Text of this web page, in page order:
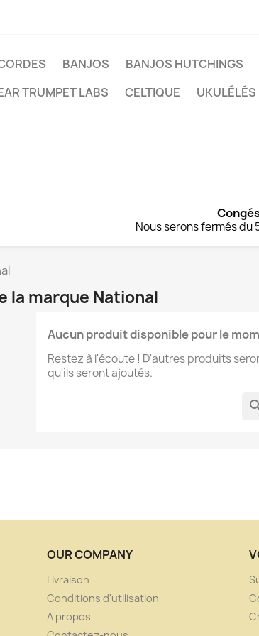
BANJOS BANJOS HUTCHINGS
TRUMPET LABS
CELTIQUE UKULÉLÉS
Nous serons fermés du
la marque National
Aucun produit disponible pour le
Restez à l'écoute ! D'autres produits
qu'ils seront ajoutés.
OUR COMPANY
Livraison
Conditions d'utilisation
A propos